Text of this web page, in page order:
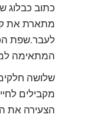
כתוב כבלוג
מתארת את
לעבר.שפת
המתאימה
שלושה
מקבילים
הצעירה את